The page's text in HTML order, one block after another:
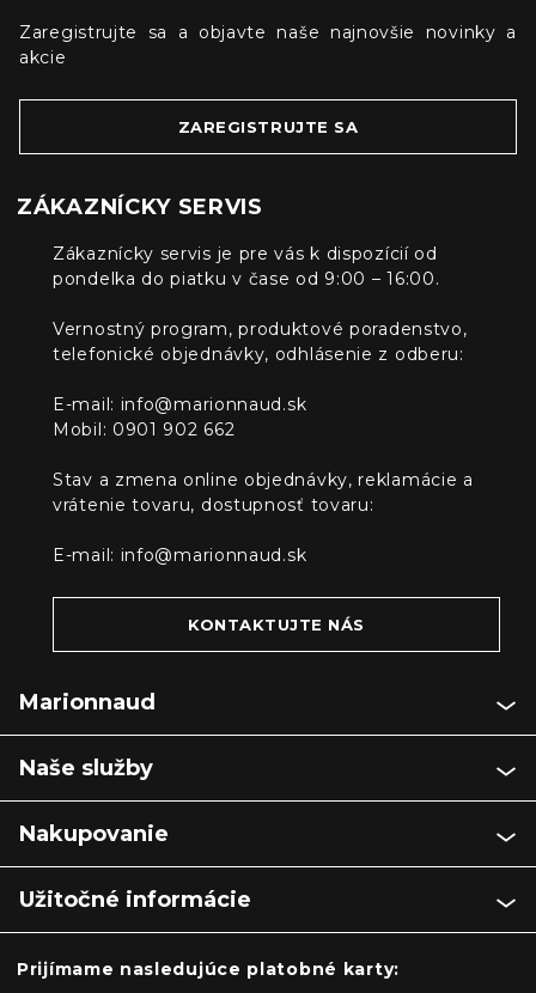
Zaregistrujte sa a objavte naše najnovšie novinky a
akcie
ZAREGISTRUJTE SA
ZÁKAZNÍCKY SERVIS
Zákaznícky servis je pre vás k dispozícií od
pondelka do piatku v čase od 9:00 – 16:00.
Vernostný program, produktové poradenstvo,
telefonické objednávky, odhlásenie z odberu:
E-mail: info@marionnaud.sk
Mobil: 0901 902 662
Stav a zmena online objednávky, reklamácie a
vrátenie tovaru, dostupnosť tovaru:
E-mail: info@marionnaud.sk
KONTAKTUJTE NÁS
Marionnaud
Naše služby
Nakupovanie
Užitočné informácie
Prijímame nasledujúce platobné karty: